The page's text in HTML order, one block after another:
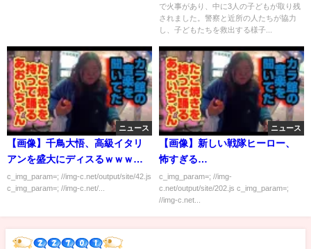
で火事があり、中に3人の子どもが取り残
されました。警察と近所の人たちが協力
し、子どもたちを救出する様子...
ニュース
【画像】千鳥大悟、高級イタリ
アンを盛大にディスるｗｗｗｗ
ｗ
c_img_param=; //img-c.net/output/site/42.js
c_img_param=; //img-c.net/...
ニュース
【画像】新しい戦隊ヒーロー、
怖すぎる…
c_img_param=; //img-
c.net/output/site/202.js c_img_param=;
//img-c.net...